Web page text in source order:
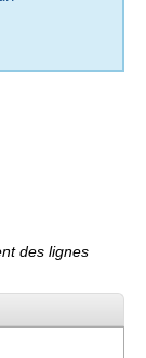
des lignes